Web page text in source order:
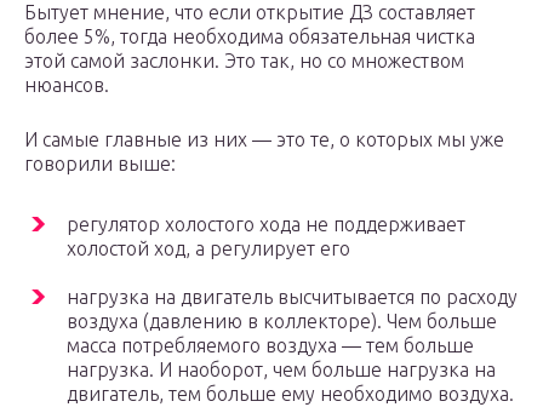
Бытует мнение, что если открытие ДЗ составляет
более 5%, тогда необходима обязательная чистка
этой самой заслонки. Это так, но со множеством
нюансов.
И самые главные из них — это те, о которых мы уже
говорили выше:
регулятор холостого хода не поддерживает
холостой ход, а регулирует его
нагрузка на двигатель высчитывается по расходу
воздуха (давлению в коллекторе). Чем больше
масса потребляемого воздуха — тем больше
нагрузка. И наоборот, чем больше нагрузка на
двигатель, тем больше ему необходимо воздуха.